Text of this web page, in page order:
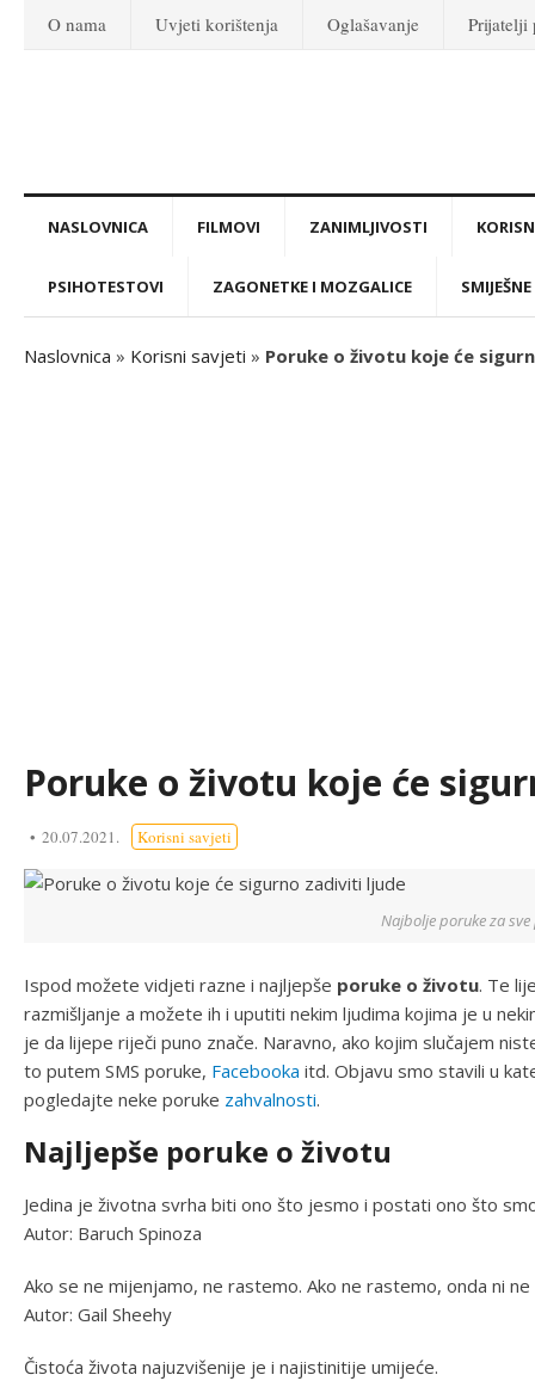
O nama Uvjeti korištenja Oglašavanje Prijatelji
NASLOVNICA FILMOVI ZANIMLJIVOSTI
PSIHOTESTOVI ZAGONETKE I MOZGALICE
Naslovnica » Korisni savjeti » Poruke o životu koje će
Poruke o životu koje će
20.07.2021. Korisni savjeti
Najbolje poruke za
Ispod možete vidjeti razne i najljepše poruke o životu. Te
razmišljanje a možete ih i uputiti nekim ljudima kojima je u
je da lijepe riječi puno znače. Naravno, ako kojim slučajem
to putem SMS poruke, Facebooka itd. Objavu smo stavili u
pogledajte neke poruke zahvalnosti.
Najljepše poruke o životu
Jedina je životna svrha biti ono što jesmo i postati ono što
Autor: Baruch Spinoza
Ako se ne mijenjamo, ne rastemo. Ako ne rastemo, onda ni ne
Autor: Gail Sheehy
Čistoća života najuzvišenije je i najistinitije umijeće.